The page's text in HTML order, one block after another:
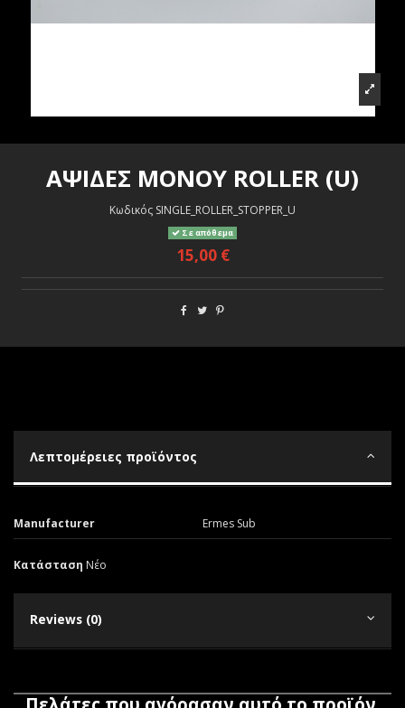
ΑΨΙΔΕΣ ΜΟΝΟΥ ROLLER (U)
Κωδικός SINGLE_ROLLER_STOPPER_U
Σε απόθεμα
15,00 €
Λεπτομέρειες προϊόντος
Manufacturer Ermes Sub
Κατάσταση Νέο
Reviews (0)